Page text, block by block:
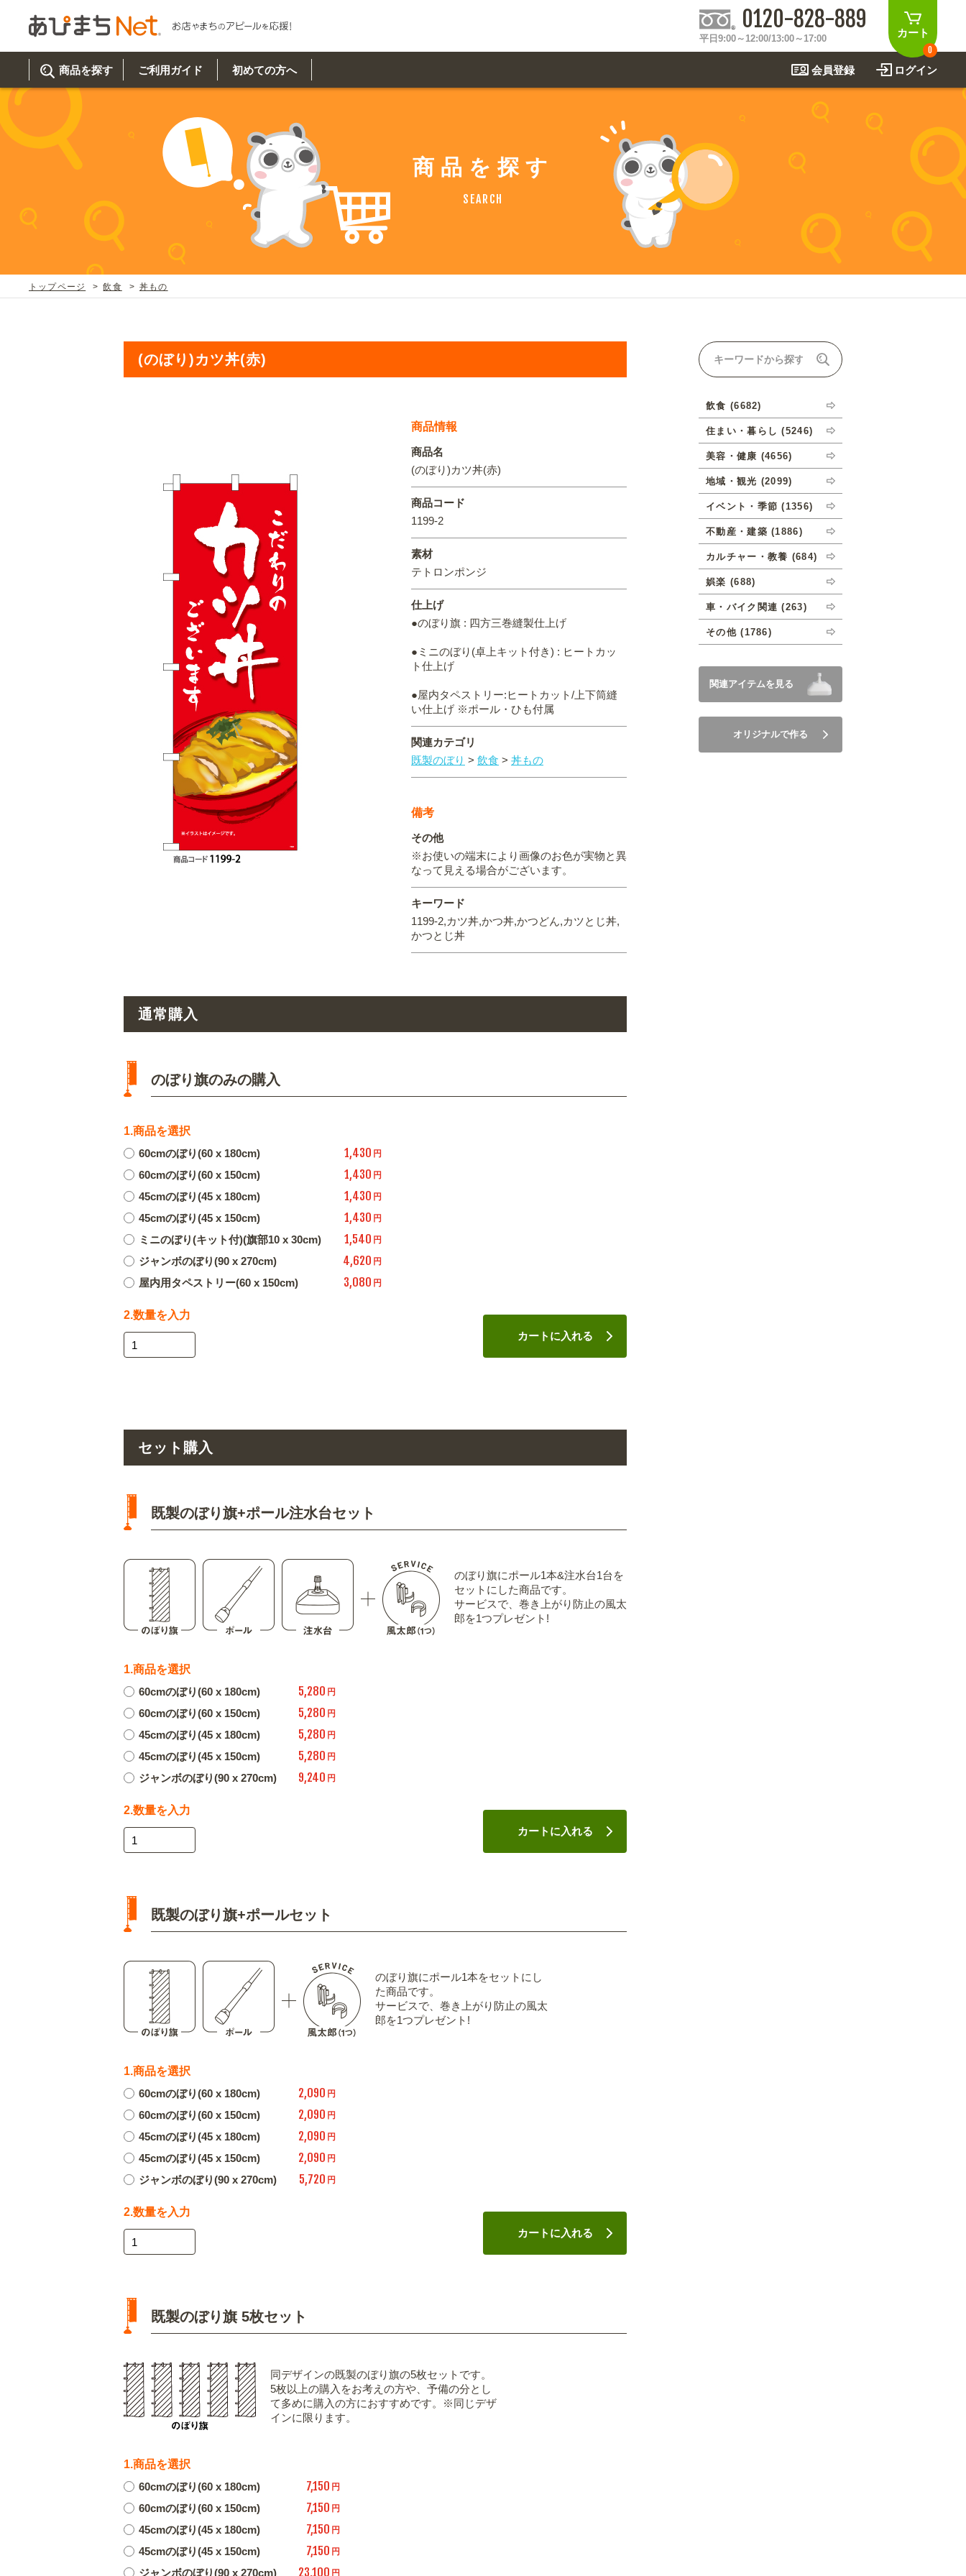
カート
0
0120-828-889
平日9:00～12:00/13:00～17:00
ログイン
会員登録
商品を探す
駐車場
住まい・暮らし
美容・健康 地域・観光
イベント・季節
カルチャー・教養 娯楽
関連アイテムを見る
オリジナルオーダーについて
ご利用ガイド
ご利用ガイド トップ
取り扱い商品一覧
既製デザイン商品注文方法
お届け納期と配送方法
初めての方へ
初めての方へ トップ
商品について
お客様の声
オリジナルオーダー制作事例
商品を探す
SEARCH
トップページ 飲食 丼もの
(のぼり)カツ丼(赤)
商品情報
商品名
(のぼり)カツ丼(赤)
商品コード
1199-2
素材
テトロンポンジ
仕上げ
●のぼり旗 : 四方三巻縫製仕上げ
●ミニのぼり(卓上キット付き) : ヒートカッ
ト仕上げ
●屋内タペストリー:ヒートカット/上下筒縫
い仕上げ ※ポール・ひも付属
関連カテゴリ
既製のぼり > 飲食 > 丼もの
備考
その他
※お使いの端末により画像のお色が実物と異
なって見える場合がございます。
キーワード
1199-2,カツ丼,かつ丼,かつどん,カツとじ丼,
かつとじ丼
通常購入
のぼり旗のみの購入
1.商品を選択
60cmのぼり(60 x 180cm)
1,430 円
60cmのぼり(60 x 150cm) 1,430 円
45cmのぼり(45 x 180cm) 1,430 円
45cmのぼり(45 x 150cm) 1,430 円
ミニのぼり(キット付)(旗部10 x 30cm) 1,540 円
ジャンボのぼり(90 x 270cm) 4,620 円
屋内用タペストリー(60 x 150cm) 3,080 円
2.数量を入力
カートに入れる
セット購入
既製のぼり旗+ポール注水台セット
のぼり旗にポール1本&注水台1台を
セットにした商品です。
サービスで、巻き上がり防止の風太
郎を1つプレゼント!
1.商品を選択
60cmのぼり(60 x 180cm)
5,280 円
60cmのぼり(60 x 150cm) 5,280 円
45cmのぼり(45 x 180cm) 5,280 円
45cmのぼり(45 x 150cm) 5,280 円
ジャンボのぼり(90 x 270cm) 9,240 円
2.数量を入力
カートに入れる
既製のぼり旗+ポールセット
のぼり旗にポール1本をセットにし
た商品です。
サービスで、巻き上がり防止の風太
郎を1つプレゼント!
1.商品を選択
60cmのぼり(60 x 180cm)
2,090 円
60cmのぼり(60 x 150cm) 2,090 円
45cmのぼり(45 x 180cm) 2,090 円
45cmのぼり(45 x 150cm) 2,090 円
ジャンボのぼり(90 x 270cm) 5,720 円
2.数量を入力
カートに入れる
既製のぼり旗 5枚セット
同デザインの既製のぼり旗の5枚セットです。
5枚以上の購入をお考えの方や、予備の分とし
て多めに購入の方におすすめです。※同じデザ
インに限ります。
1.商品を選択
60cmのぼり(60 x 180cm)
7,150 円
60cmのぼり(60 x 150cm) 7,150 円
45cmのぼり(45 x 180cm) 7,150 円
45cmのぼり(45 x 150cm) 7,150 円
ジャンボのぼり(90 x 270cm) 23,100 円
飲食 (6682)
住まい・暮らし (5246)
美容・健康 (4656)
地域・観光 (2099)
イベント・季節 (1356)
不動産・建築 (1886)
カルチャー・教養 (684)
娯楽 (688)
車・バイク関連 (263)
その他 (1786)
関連アイテムを見る
オリジナルで作る